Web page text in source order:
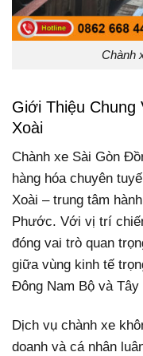
Chành
Giới Thiệu Chung
Xoài
Chành xe Sài Gòn
hàng hóa chuyên
Xoài – trung tâm
Phước. Với vị trí
đóng vai trò quan
giữa vùng kinh tế
Đông Nam Bộ và Tây
Dịch vụ chành xe
doanh và cá nhân